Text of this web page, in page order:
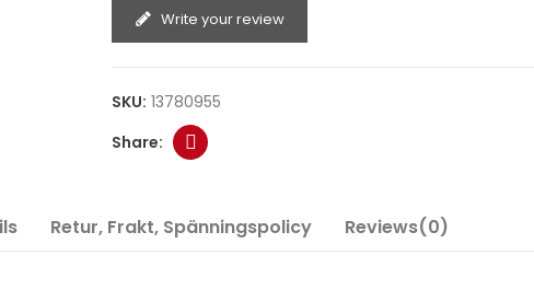
Write your review
SKU: 13780955
Retur, Frakt, Spänningspolicy Reviews(0)